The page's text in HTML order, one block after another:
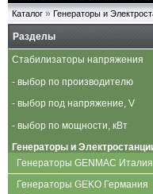
Каталог » Генераторы и
Разделы
Стабилизаторы напряжения
- выбор по производителю
- выбор под напряжение, V
- выбор по мощности, кВт
Генераторы и
Генераторы GENMAC Италия
Генераторы GEKO Германия